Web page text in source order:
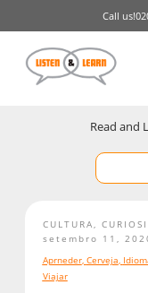
Call us!
Read and
CULTURA
setembro 11,
Aprneder, Cerveja,
Viajar